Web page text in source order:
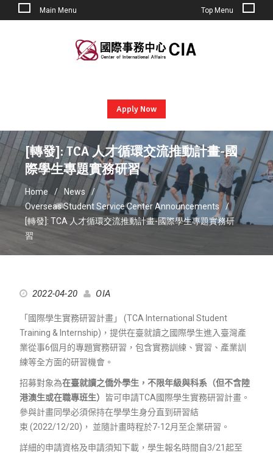
Main Menu Top Menu
Apply Now
[轉發]: TCA 人才循環交流推動計畫-國
際學生專題實務研習
Home
News
Overseas Student Service Center Announcements
[轉發]: TCA 人才循環交流推動計畫-國際學生專題實務研
習
2022-04-20 OIA
「國際學生實務研習計畫」
(TCA International Student
Training & Internship) ，提供在臺就讀之國際學生進入臺灣產
業從事6個月的專題實務研習，包含實務訓練、實習、產業訓
練等全方面的研習機會。
招募對象為在臺就讀之僑外學生，不限年級與科系（但不含陸
港澳生或在職專班生） 皆可申請TCA國際學生實務研習計畫。
參與計畫同學必須保持在學學生身分直到研習結
束 (2022/12/20) ， 並隨計畫時程於7-12月至企業研習。
詳細的申請資格及申請須知下載，學生報名時間自3/21起至